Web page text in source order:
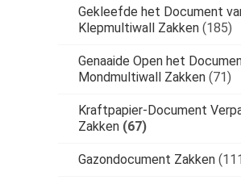
Gekleefde het Document
Klepmultiwall Zakken (185)
Genaaide Open het
Mondmultiwall Zakken (71)
Kraftpapier-Document
Zakken (67)
Gazondocument Zakken